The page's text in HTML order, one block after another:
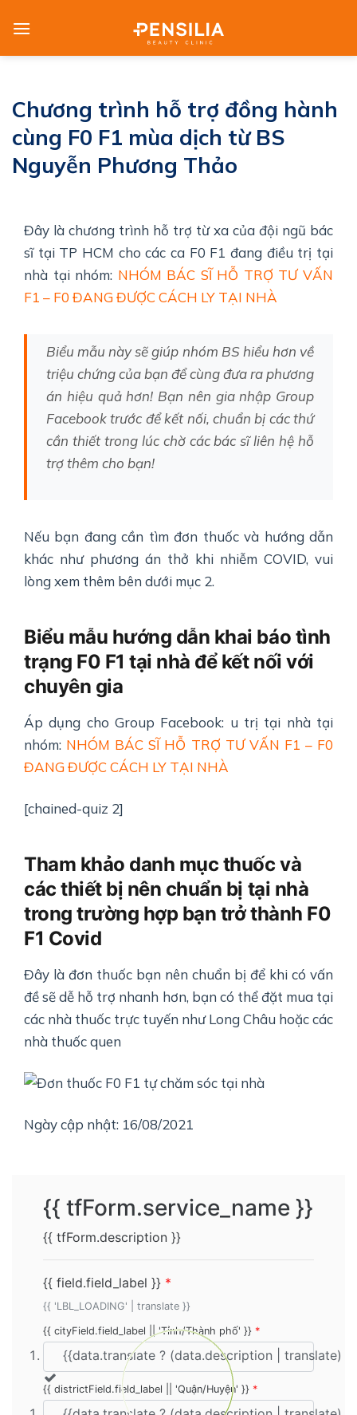
Chương trình hỗ trợ đồng hành
cùng F0 F1 mùa dịch từ BS
Nguyễn Phương Thảo
Đây là chương trình hỗ trợ từ xa của đội ngũ bác
sĩ tại TP HCM cho các ca F0 F1 đang điều trị tại
nhà tại nhóm: NHÓM BÁC SĨ HỖ TRỢ TƯ VẤN
F1 – F0 ĐANG ĐƯỢC CÁCH LY TẠI NHÀ
Biểu mẫu này sẽ giúp nhóm BS hiểu hơn về
triệu chứng của bạn để cùng đưa ra phương
án hiệu quả hơn! Bạn nên gia nhập Group
Facebook trước để kết nối, chuẩn bị các thứ
cần thiết trong lúc chờ các bác sĩ liên hệ hỗ
trợ thêm cho bạn!
Nếu bạn đang cần tìm đơn thuốc và hướng dẫn
khác như phương án thở khi nhiễm COVID, vui
lòng xem thêm bên dưới mục 2.
Biểu mẫu hướng dẫn khai báo tình
trạng F0 F1 tại nhà để kết nối với
chuyên gia
Áp dụng cho Group Facebook: u trị tại nhà tại
nhóm: NHÓM BÁC SĨ HỖ TRỢ TƯ VẤN F1 – F0
ĐANG ĐƯỢC CÁCH LY TẠI NHÀ
[chained-quiz 2]
Tham khảo danh mục thuốc và
các thiết bị nên chuẩn bị tại nhà
trong trường hợp bạn trở thành F0
F1 Covid
Đây là đơn thuốc bạn nên chuẩn bị để khi có vấn
đề sẽ dễ hỗ trợ nhanh hơn, bạn có thể đặt mua tại
các nhà thuốc trực tuyến như Long Châu hoặc các
nhà thuốc quen
Ngày cập nhật: 16/08/2021